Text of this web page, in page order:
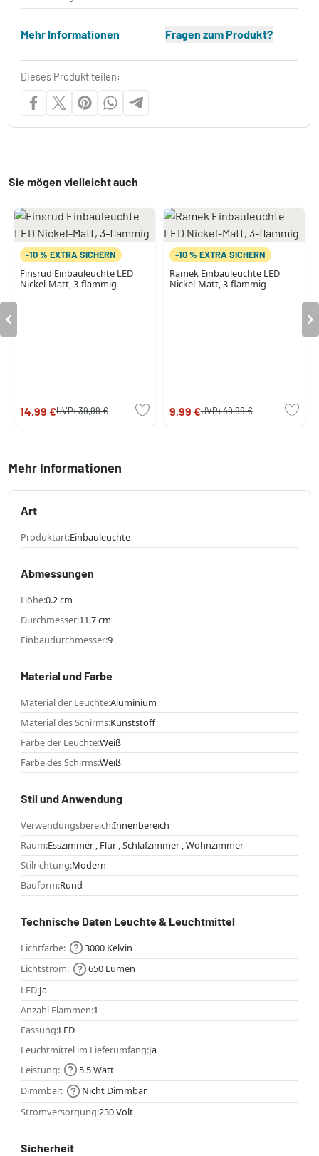
Mehr Informationen Fragen zum Produkt?
Dieses Produkt teilen:
Sie mögen vielleicht auch
-10 % EXTRA SICHERN
Finsrud Einbauleuchte LED
Nickel-Matt, 3-flammig
14,99 €UVP:39,99 €
-10 % EXTRA SICHERN
Ramek Einbauleuchte LED
Nickel-Matt, 3-flammig
9,99 €UVP:49,99 €
Mehr Informationen
Art
Produktart:Einbauleuchte
Abmessungen
Höhe:0.2 cm
Durchmesser:11.7 cm
Einbaudurchmesser:9
Material und Farbe
Material der Leuchte:Aluminium
Material des Schirms:Kunststoff
Farbe der Leuchte:Weiß
Farbe des Schirms:Weiß
Stil und Anwendung
Verwendungsbereich:Innenbereich
Raum:Esszimmer , Flur , Schlafzimmer , Wohnzimmer
Stilrichtung:Modern
Bauform:Rund
Technische Daten Leuchte & Leuchtmittel
Lichtfarbe:
3000 Kelvin
Lichtstrom:
650 Lumen
LED:Ja
Anzahl Flammen:1
Fassung:LED
Leuchtmittel im Lieferumfang:Ja
Leistung:
5.5 Watt
Dimmbar:
Nicht Dimmbar
Stromversorgung:230 Volt
Sicherheit